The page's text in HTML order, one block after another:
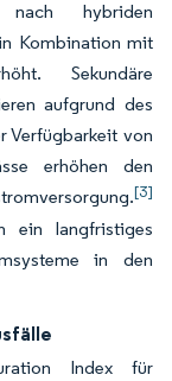
hybriden
Kombination mit
Sekundäre
aufgrund des
Verfügbarkeit von
erhöhen den
[3]
ein langfristiges
in den
Index für